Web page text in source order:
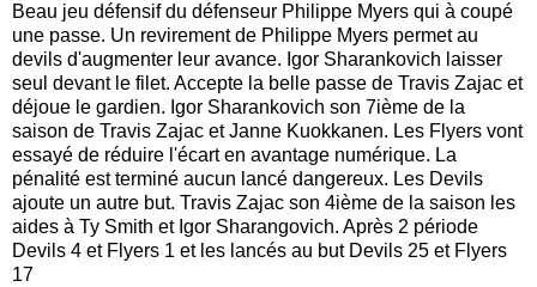
Beau jeu défensif du défenseur Philippe Myers qui à coupé
une passe. Un revirement de Philippe Myers permet au
devils d'augmenter leur avance. Igor Sharankovich laisser
seul devant le filet. Accepte la belle passe de Travis Zajac et
déjoue le gardien. Igor Sharankovich son 7ième de la
saison de Travis Zajac et Janne Kuokkanen. Les Flyers vont
essayé de réduire l'écart en avantage numérique. La
pénalité est terminé aucun lancé dangereux. Les Devils
ajoute un autre but. Travis Zajac son 4ième de la saison les
aides à Ty Smith et Igor Sharangovich. Après 2 période
Devils 4 et Flyers 1 et les lancés au but Devils 25 et Flyers
17